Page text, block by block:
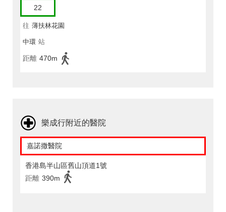
22
往 薄扶林花園
中環 站
距離 470m
樂成行附近的醫院
嘉諾撒醫院
香港島半山區舊山頂道1號
距離 390m